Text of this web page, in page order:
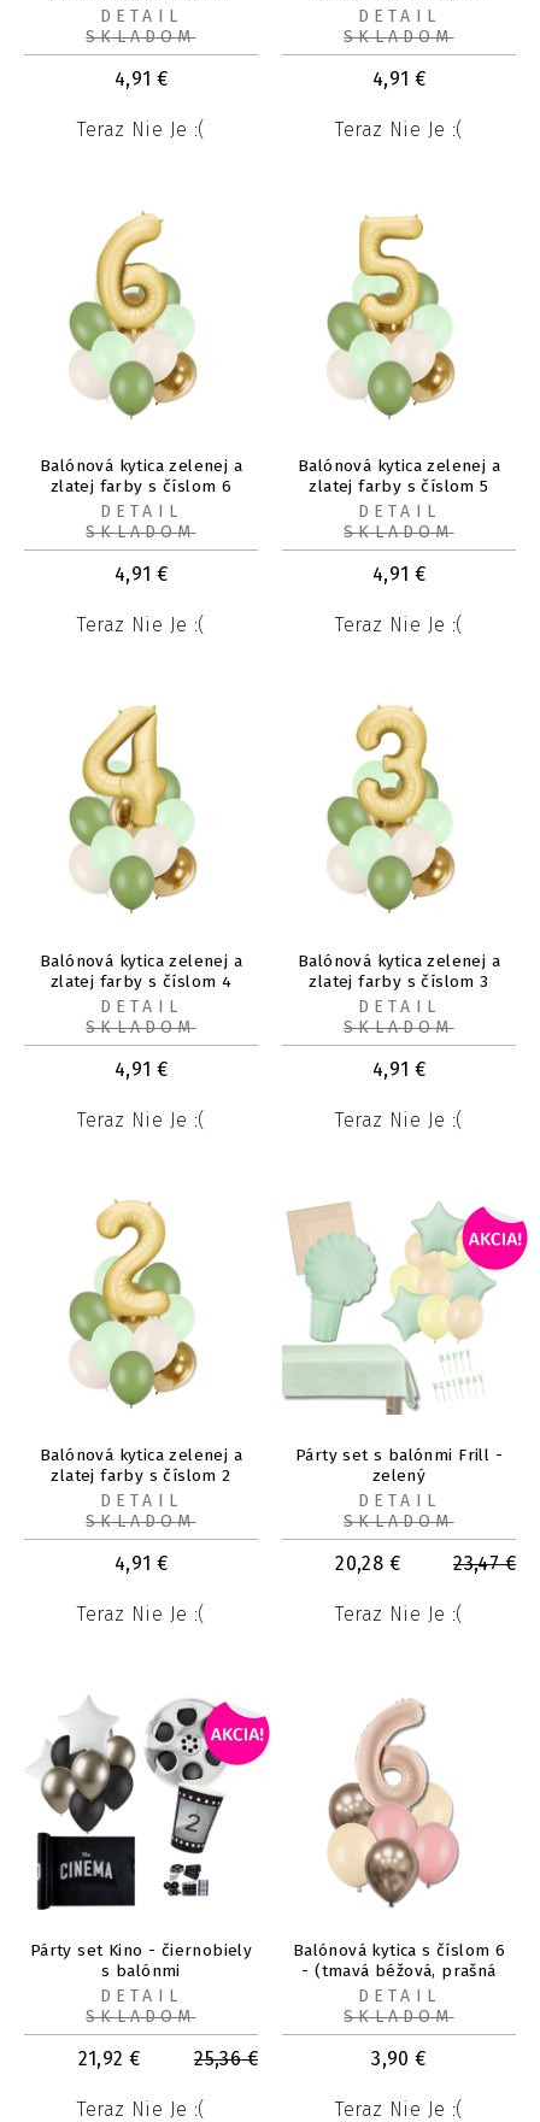
4,91 €
Teraz Nie Je :(
DETAIL
SKLADOM
4,91 €
Teraz Nie Je :(
DETAIL
SKLADOM
Balónová kytica zelenej a
zlatej farby s číslom 6
4,91 €
Teraz Nie Je :(
DETAIL
SKLADOM
Balónová kytica zelenej a
zlatej farby s číslom 5
4,91 €
Teraz Nie Je :(
DETAIL
SKLADOM
Balónová kytica zelenej a
zlatej farby s číslom 4
4,91 €
Teraz Nie Je :(
DETAIL
SKLADOM
Balónová kytica zelenej a
zlatej farby s číslom 3
4,91 €
Teraz Nie Je :(
DETAIL
SKLADOM
Balónová kytica zelenej a
zlatej farby s číslom 2
4,91 €
Teraz Nie Je :(
DETAIL
SKLADOM
Párty set s balónmi Frill -
zelený
20,28 € 23,47€
Teraz Nie Je :(
DETAIL
SKLADOM
Párty set Kino - čiernobiely
s balónmi
21,92 € 25,36€
Teraz Nie Je :(
DETAIL
SKLADOM
Balónová kytica s číslom 6
- (tmavá béžová, prašná
ruža, alabaster, chróm
prosecco.)
3,90 €
Teraz Nie Je :(
DETAIL
SKLADOM